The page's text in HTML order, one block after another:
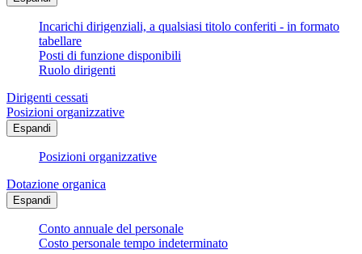
Incarichi dirigenziali, a qualsiasi titolo conferiti - in formato
tabellare
Posti di funzione disponibili
Ruolo dirigenti
Dirigenti cessati
Posizioni organizzative
Espandi
Posizioni organizzative
Dotazione organica
Espandi
Conto annuale del personale
Costo personale tempo indeterminato